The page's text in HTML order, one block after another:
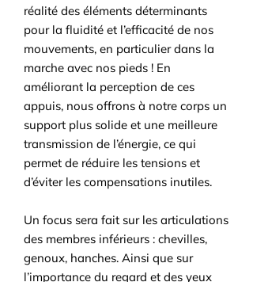
réalité des éléments déterminants
pour la fluidité et l’efficacité de nos
mouvements, en particulier dans la
marche avec nos pieds ! En
améliorant la perception de ces
appuis, nous offrons à notre corps un
support plus solide et une meilleure
transmission de l’énergie, ce qui
permet de réduire les tensions et
d’éviter les compensations inutiles.
Un focus sera fait sur les articulations
des membres inférieurs : chevilles,
genoux, hanches. Ainsi que sur
l’importance du regard et des yeux